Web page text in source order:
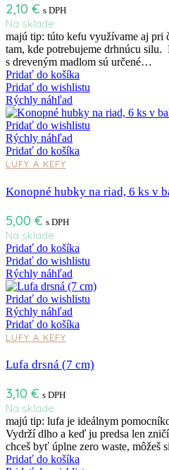
2,10 € s DPH
Na sklade
majú tip: túto kefu využívame aj pri
tam, kde potrebujeme drhnúcu
s dreveným madlom sú určené…
Pridať do košíka
Pridať do wishlistu
Rýchly náhľad
Pridať do wishlistu
Rýchly náhľad
Pridať do košíka
LUFY A KEFY
Konopné hubky na riad, 6 ks v
5,00 € s DPH
Na sklade
Pridať do košíka
Pridať do wishlistu
Rýchly náhľad
Pridať do wishlistu
Rýchly náhľad
Pridať do košíka
LUFY A KEFY
Lufa drsná (7 cm)
3,10 € s DPH
Na sklade
majú tip: lufa je ideálnym
Vydrží dlho a keď ju predsa len
chceš byť úplne zero waste, môžeš
Pridať do košíka